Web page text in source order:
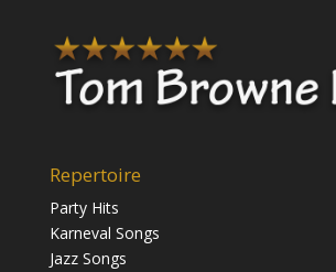
Repertoire
Party Hits
Karneval Songs
Jazz Songs